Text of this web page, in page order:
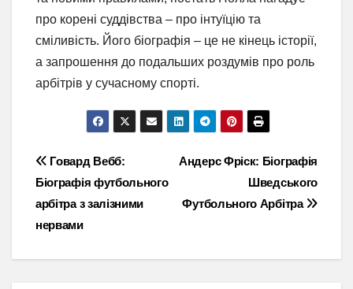
про корені суддівства – про інтуїцію та
сміливість. Його біографія – це не кінець історії,
а запрошення до подальших роздумів про роль
арбітрів у сучасному спорті.
Навігація
записів
Андерс Фріск: Біографія
Шведського
Футбольного Арбітра
Говард Вебб:
Біографія футбольного
арбітра з залізними
нервами